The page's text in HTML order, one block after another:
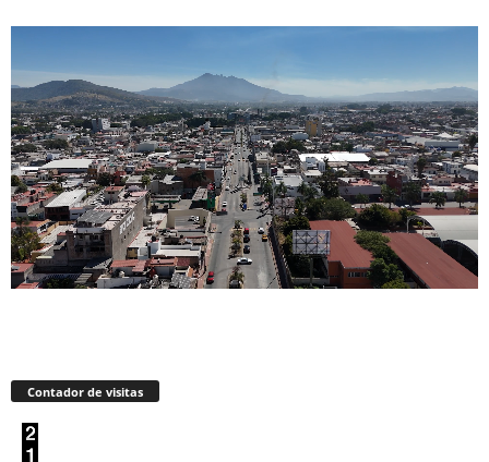
Contador de visitas